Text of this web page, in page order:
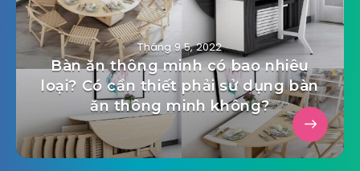
Tháng 9 5, 2022
Bàn ăn thông minh có bao nhiêu
loại? Có cần thiết phải sử dụng bàn
ăn thông minh không?